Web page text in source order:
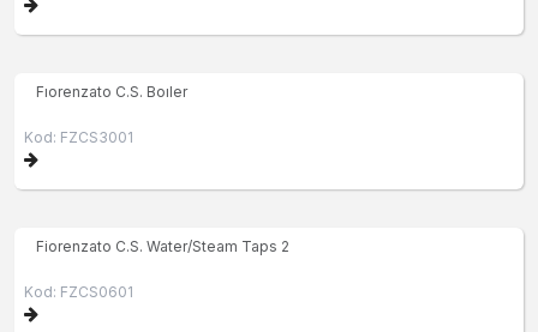
Fıorenzato C.S. Boıler
Kod: FZCS3001
Fiorenzato C.S. Water/Steam Taps 2
Kod: FZCS0601